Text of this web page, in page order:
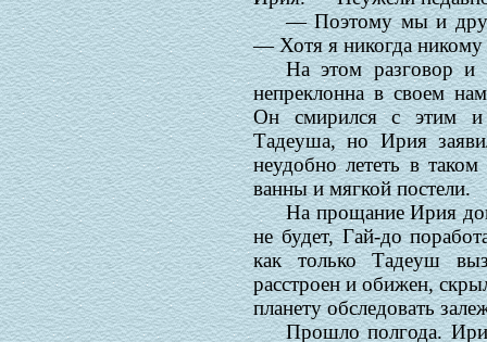
— Поэтому мы и
— Хотя я никогда
На этом разговор и
непреклонна в своем
Он смирился с этим и
Тадеуша, но Ирия
неудобно лететь в
ванны и мягкой постели.
На прощание Ирия
не будет, Гай-до
как только Тадеуш
расстроен и обижен,
планету обследовать
Прошло полгода.